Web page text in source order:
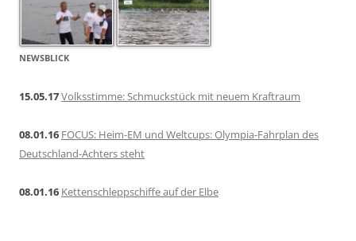
NEWSBLICK
15.05.17Volksstimme: Schmuckstück mit neuem Kraftraum
08.01.16 FOCUS: Heim-EM und Weltcups: Olympia-Fahrplan des
Deutschland-Achters steht
08.01.16 Kettenschleppschiffe auf der Elbe